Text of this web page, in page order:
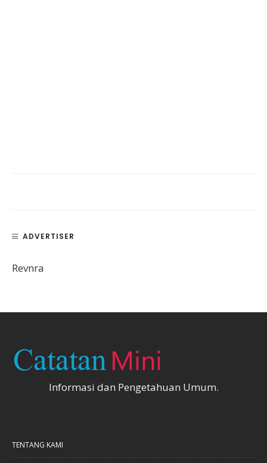
ADVERTISER
Revnra
Informasi dan Pengetahuan Umum.
TENTANG KAMI